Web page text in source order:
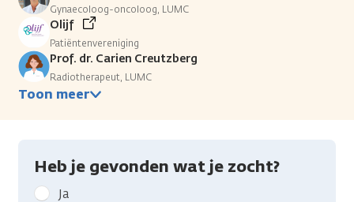
Gynaecoloog-oncoloog, LUMC
Olijf
Patiëntenvereniging
Prof. dr. Carien Creutzberg
Radiotherapeut, LUMC
Toon meer
Heb je gevonden wat je zocht?
GeefJa